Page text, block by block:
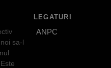
sa-l
LEGATURI
ANPC